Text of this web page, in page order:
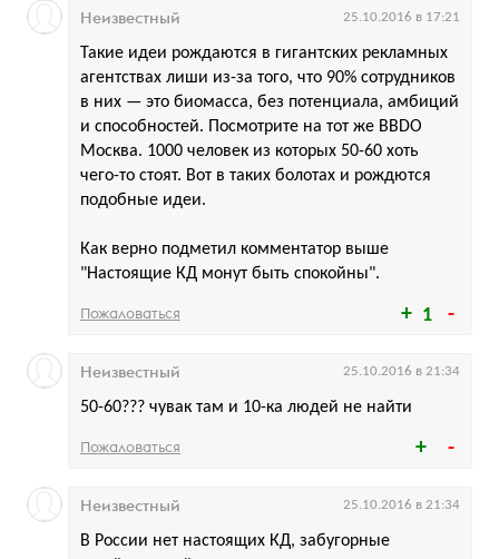
1
Такие идеи рождаются в гигантских рекламных
агентствах лиши из-за того, что 90% сотрудников
в них — это биомасса, без потенциала, амбиций
и способностей. Посмотрите на тот же BBDO
Москва. 1000 человек из которых 50-60 хоть
чего-то стоят. Вот в таких болотах и рождются
подобные идеи.
Как верно подметил комментатор выше
"Настоящие КД монут быть спокойны".
Неизвестный 25.10.2016 в 17:21
Пожаловаться
50-60??? чувак там и 10-ка людей не найти
Неизвестный 25.10.2016 в 21:34
Пожаловаться
В России нет настоящих КД, забугорные
Неизвестный 25.10.2016 в 21:34